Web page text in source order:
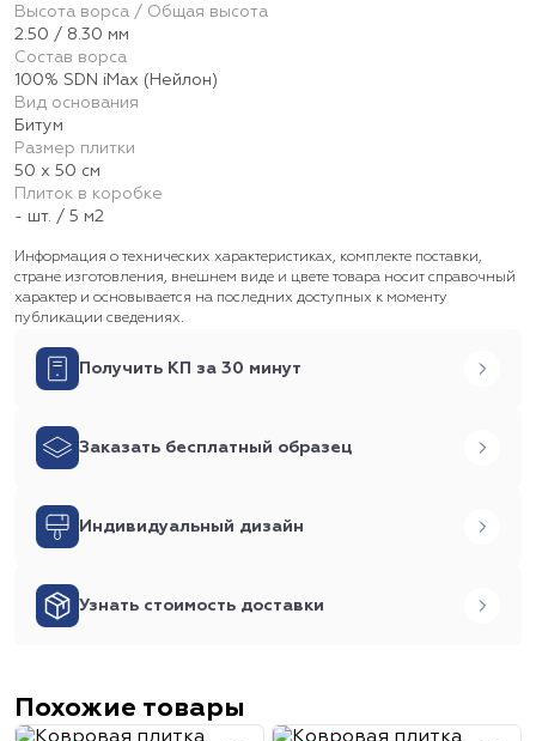
Высота ворса / Общая высота
2.50 / 8.30 мм
Состав ворса
100% SDN iMax (Нейлон)
Вид основания
Битум
Размер плитки
50 х 50 см
Плиток в коробке
- шт. / 5 м2
Информация о технических характеристиках, комплекте поставки,
стране изготовления, внешнем виде и цвете товара носит справочный
характер и основывается на последних доступных к моменту
публикации сведениях.
Получить КП за 30 минут
Заказать бесплатный образец
Индивидуальный дизайн
Узнать стоимость доставки
Похожие товары